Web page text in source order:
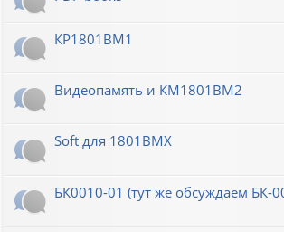
КР1801ВМ1
Видеопамять и КМ1801ВМ2
Soft для 1801ВМХ
БК0010-01 (тут же обсуждаем БК-